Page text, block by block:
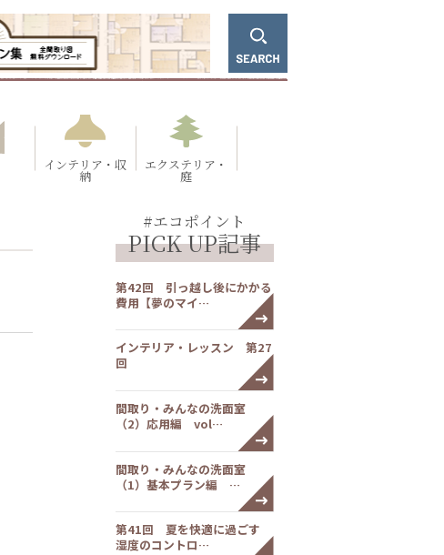
インテリア・収
納
エクステリア・
庭
#エコポイント
PICK UP記事
第42回 引っ越し後にかかる
費用【夢のマイ…
インテリア・レッスン 第27
回
間取り・みんなの洗面室
（2）応用編 vol…
間取り・みんなの洗面室
（1）基本プラン編 …
第41回 夏を快適に過ごす
湿度のコントロ…